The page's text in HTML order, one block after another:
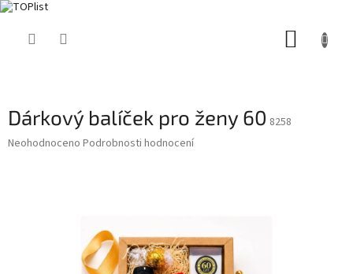
Dárkový balíček pro ženy 60 8258
Průměrné
Neohodnoceno Podrobnosti hodnocení